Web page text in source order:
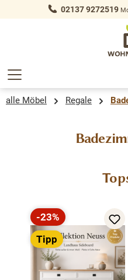
springen 02137 9272519
alle Möbel Regale
Produktgalerie
Rabatt
-23%
Tipp